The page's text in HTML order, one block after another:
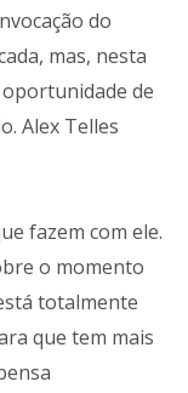
do
mas, nesta
de
Alex Telles
fazem com ele.
o momento
totalmente
que tem mais